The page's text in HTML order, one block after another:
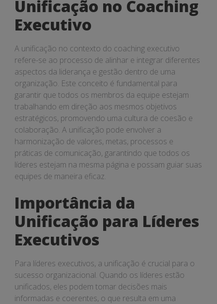
Unificação no Coaching
Executivo
A unificação no contexto do coaching executivo
refere-se ao processo de alinhar e integrar diferentes
aspectos da liderança e gestão dentro de uma
organização. Este conceito é fundamental para
garantir que todos os membros da equipe estejam
trabalhando em direção aos mesmos objetivos
estratégicos, promovendo uma cultura de coesão e
colaboração. A unificação pode envolver a
harmonização de valores, metas, processos e
práticas de comunicação, garantindo que todos os
líderes estejam na mesma página e possam guiar suas
equipes de maneira eficaz.
Importância da
Unificação para Líderes
Executivos
Para líderes executivos, a unificação é crucial para o
sucesso organizacional. Quando os líderes estão
unificados, eles podem tomar decisões mais
informadas e coerentes, o que resulta em uma